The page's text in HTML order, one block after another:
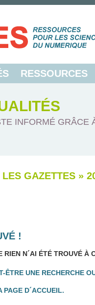
RESSOURCES
INFORMÉ GRÂCE
GAZETTES »
!
RIEN N´AI ÉTÉ TROUVÉ À
ÊTRE UNE RECHERCHE
PAGE D´ACCUEIL.